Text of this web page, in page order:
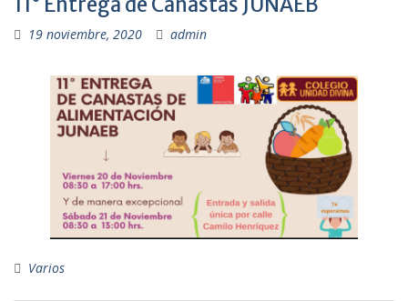
19 noviembre, 2020 admin
Varios